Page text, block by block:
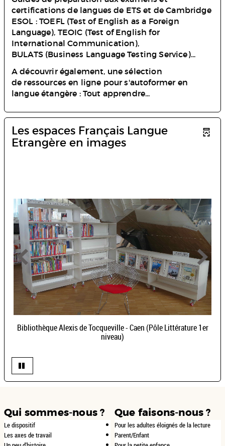
certifications de langues de ETS et de Cambridge
ESOL : TOEFL (Test of English as a Foreign
Language), TEOIC (Test of English for
International Communication),
BULATS (Business Language Testing Service)...
A découvrir également, une sélection
de ressources en ligne pour s'autoformer en
langue étangère : Tout apprendre...
Les espaces Français Langue
Etrangère en images
Bibliothèque Alexis de Tocqueville - Caen (Pôle Littérature 1er
niveau)
Qui sommes-nous ?
Le dispositif
Les axes de travail
Que faisons-nous ?
Pour les adultes éloignés de la lecture
Parent/Enfant